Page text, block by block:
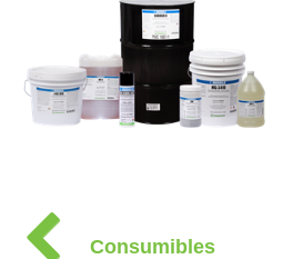
Consumibles